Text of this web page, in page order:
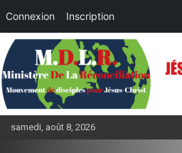
Connexion Inscription
Aller
au
contenu
samedi, août 8, 2026